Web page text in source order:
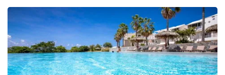
fruits, sodas, punch blanc ou vieux, Martini, punch coco+ 1/2L
d'eau, 1/4L de vin, thé, café). Déjeuner libre.